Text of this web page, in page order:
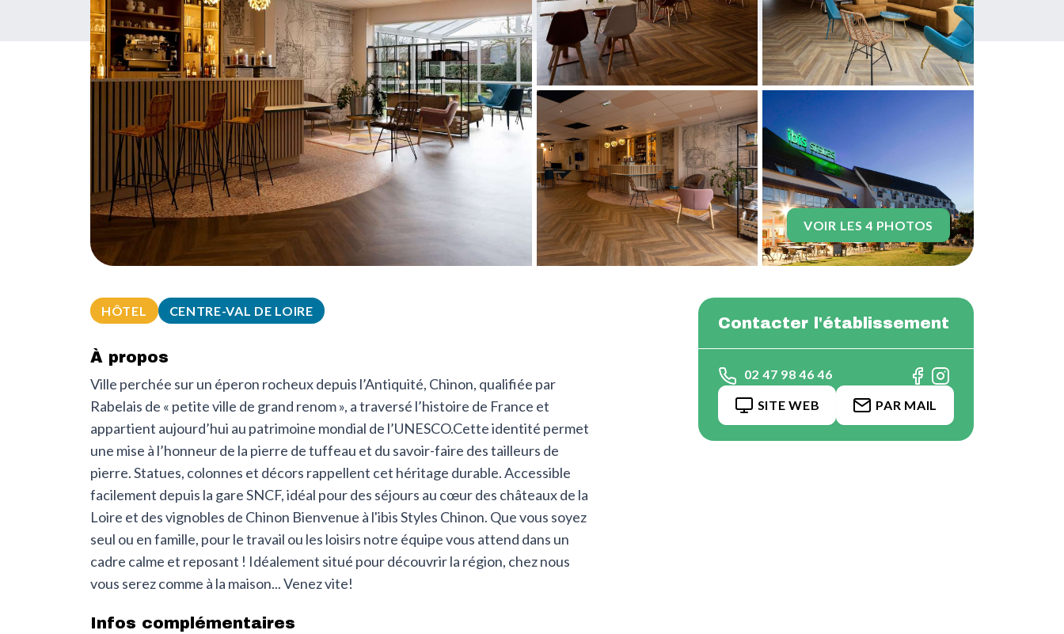
VOIR LES 4 PHOTOS
HÔTEL CENTRE-VAL DE LOIRE
À propos
Ville perchée sur un éperon rocheux depuis l’Antiquité, Chinon, qualifiée par
Rabelais de « petite ville de grand renom », a traversé l’histoire de France et
appartient aujourd’hui au patrimoine mondial de l’UNESCO.Cette identité permet
une mise à l’honneur de la pierre de tuffeau et du savoir-faire des tailleurs de
pierre. Statues, colonnes et décors rappellent cet héritage durable. Accessible
facilement depuis la gare SNCF, idéal pour des séjours au cœur des châteaux de la
Loire et des vignobles de Chinon Bienvenue à l'ibis Styles Chinon. Que vous soyez
seul ou en famille, pour le travail ou les loisirs notre équipe vous attend dans un
cadre calme et reposant ! Idéalement situé pour découvrir la région, chez nous
vous serez comme à la maison... Venez vite!
Infos complémentaires
Contacter l'établissement
02 47 98 46 46
SITE WEB PAR MAIL